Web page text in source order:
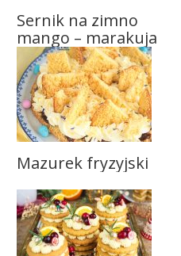
Sernik na zimno
mango – marakuja
Mazurek fryzyjski